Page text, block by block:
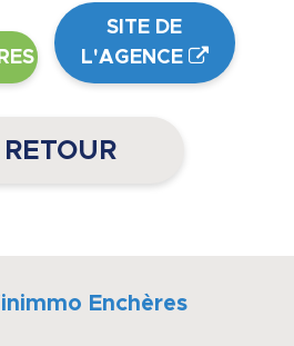
SITE DE
L'AGENCE
RETOUR
Enchères